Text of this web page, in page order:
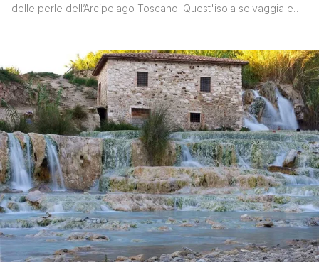
delle perle dell’Arcipelago Toscano. Quest'isola selvaggia e
acque cristalline e una ricca macchia mediterranea. Oltre alla
natura, Giannutri vanta un affascinante passato, testimoniato
dai resti [']